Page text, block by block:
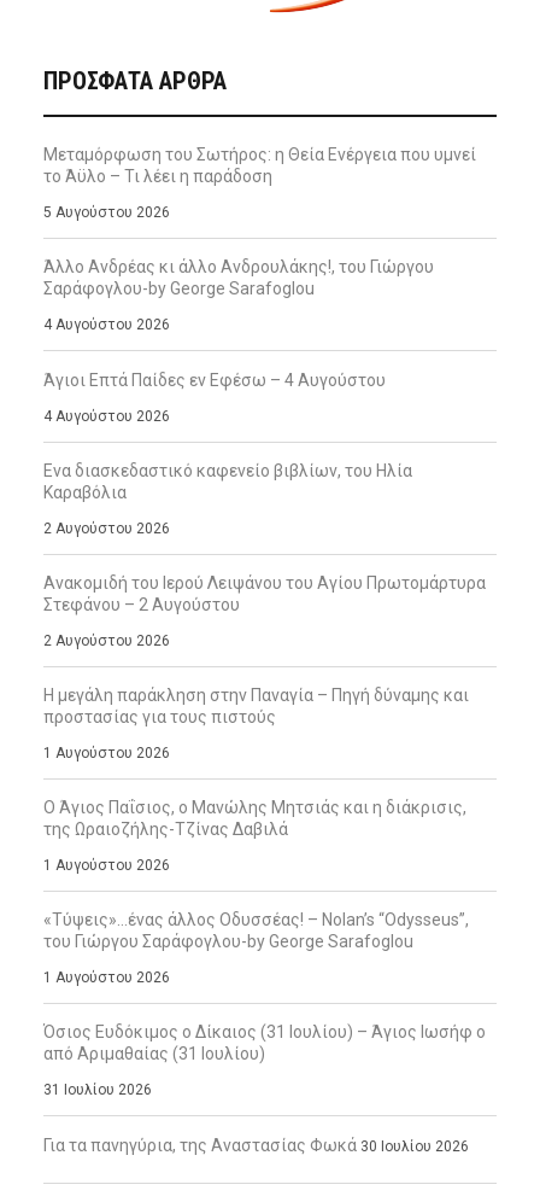
ΠΡΌΣΦΑΤΑ ΆΡΘΡΑ
Μεταμόρφωση του Σωτήρος: η Θεία Ενέργεια που υμνεί
το Άϋλο – Τι λέει η παράδοση
5 Αυγούστου 2026
Άλλο Ανδρέας κι άλλο Ανδρουλάκης!, του Γιώργου
Σαράφογλου-by George Sarafoglou
4 Αυγούστου 2026
Άγιοι Επτά Παίδες εν Εφέσω – 4 Αυγούστου
4 Αυγούστου 2026
Ενα διασκεδαστικό καφενείο βιβλίων, του Ηλία
Καραβόλια
2 Αυγούστου 2026
Ανακομιδή του Ιερού Λειψάνου του Αγίου Πρωτομάρτυρα
Στεφάνου – 2 Αυγούστου
2 Αυγούστου 2026
Η μεγάλη παράκληση στην Παναγία – Πηγή δύναμης και
προστασίας για τους πιστούς
1 Αυγούστου 2026
Ο Άγιος Παΐσιος, ο Μανώλης Μητσιάς και η διάκρισις,
της Ωραιοζήλης-Τζίνας Δαβιλά
1 Αυγούστου 2026
«Τύψεις»…ένας άλλος Οδυσσέας! – Nolan’s “Odysseus”,
του Γιώργου Σαράφογλου-by George Sarafoglou
1 Αυγούστου 2026
Όσιος Ευδόκιμος ο Δίκαιος (31 Ιουλίου) – Άγιος Ιωσήφ ο
από Αριμαθαίας (31 Ιουλίου)
31 Ιουλίου 2026
Για τα πανηγύρια, της Αναστασίας Φωκά 30 Ιουλίου 2026